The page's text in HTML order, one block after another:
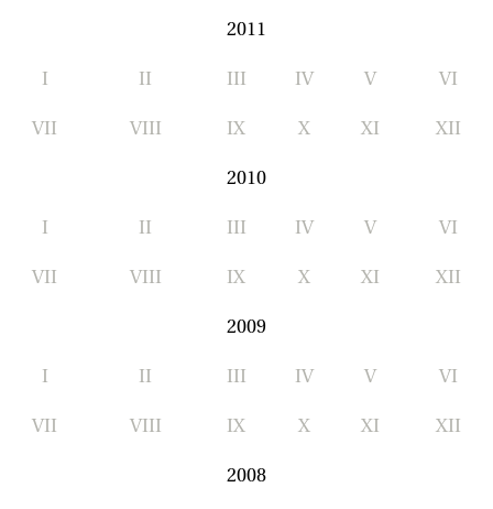
2011
I II III IV V VI
VII VIII IX X XI XII
2010
I II III IV V VI
VII VIII IX X XI XII
2009
I II III IV V VI
VII VIII IX X XI XII
2008